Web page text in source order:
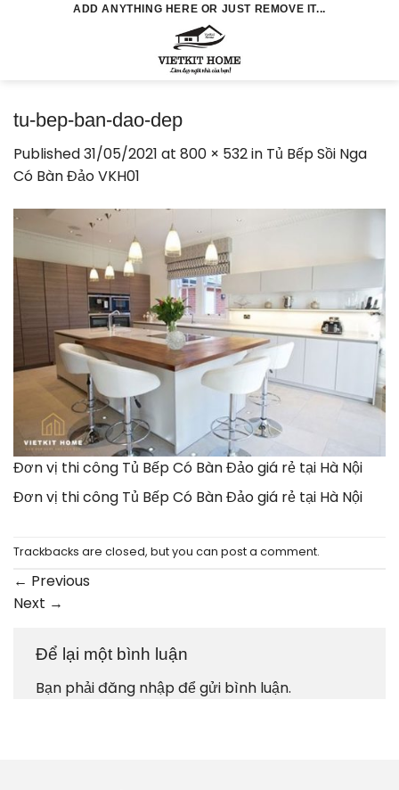
ADD ANYTHING HERE OR JUST REMOVE IT...
tu-bep-ban-dao-dep
Published31/05/2021 at 800 × 532in Tủ Bếp Sồi Nga
Có Bàn Đảo VKH01
Đơn vị thi công Tủ Bếp Có Bàn Đảo giá rẻ tại Hà Nội
Đơn vị thi công Tủ Bếp Có Bàn Đảo giá rẻ tại Hà Nội
Trackbacks are closed, but you can post a comment.
← Previous
Next →
Để lại một bình luận
Bạn phảiđăng nhậpđể gửi bình luận.